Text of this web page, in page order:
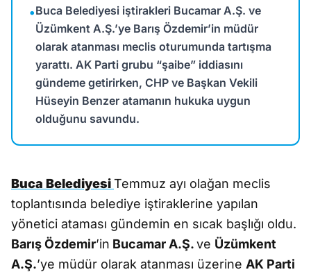
•Buca Belediyesi iştirakleri Bucamar A.Ş. ve
Üzümkent A.Ş.’ye Barış Özdemir’in müdür
olarak atanması meclis oturumunda tartışma
yarattı. AK Parti grubu “şaibe” iddiasını
gündeme getirirken, CHP ve Başkan Vekili
Hüseyin Benzer atamanın hukuka uygun
olduğunu savundu.
Buca BelediyesiTemmuz ayı olağan meclis
toplantısında belediye iştiraklerine yapılan
yönetici ataması gündemin en sıcak başlığı oldu.
Barış Özdemir’in Bucamar A.Ş.ve Üzümkent
A.Ş.’ye müdür olarak atanması üzerine AK Parti